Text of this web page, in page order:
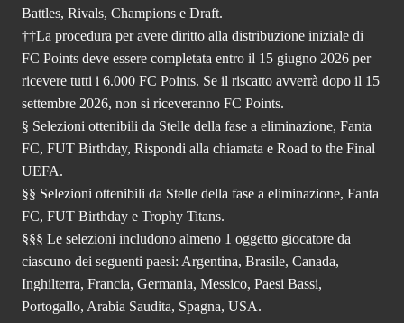
Battles, Rivals, Champions e Draft.
††La procedura per avere diritto alla distribuzione iniziale di
FC Points deve essere completata entro il 15 giugno 2026 per
ricevere tutti i 6.000 FC Points. Se il riscatto avverrà dopo il 15
settembre 2026, non si riceveranno FC Points.
§ Selezioni ottenibili da Stelle della fase a eliminazione, Fanta
FC, FUT Birthday, Rispondi alla chiamata e Road to the Final
UEFA.
§§ Selezioni ottenibili da Stelle della fase a eliminazione, Fanta
FC, FUT Birthday e Trophy Titans.
§§§ Le selezioni includono almeno 1 oggetto giocatore da
ciascuno dei seguenti paesi: Argentina, Brasile, Canada,
Inghilterra, Francia, Germania, Messico, Paesi Bassi,
Portogallo, Arabia Saudita, Spagna, USA.